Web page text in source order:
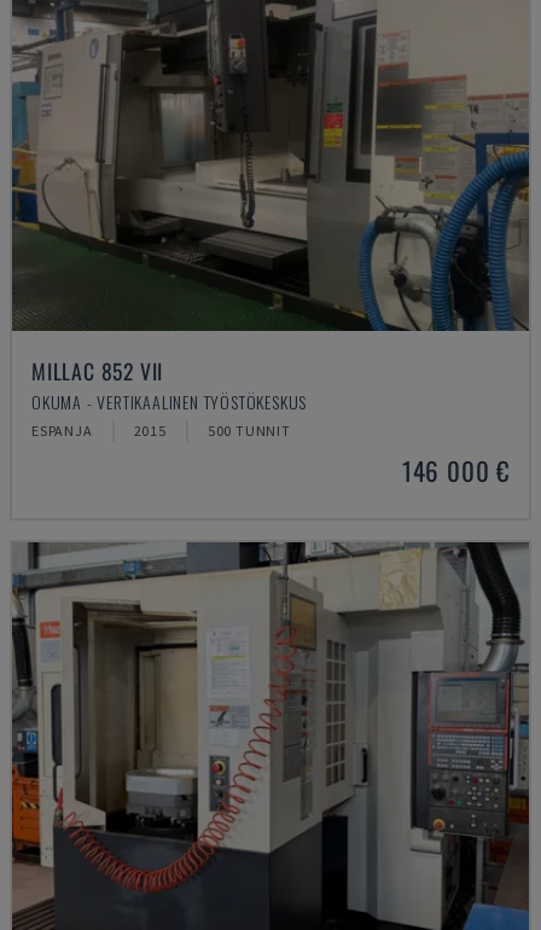
MILLAC 852 VII
OKUMA - VERTIKAALINEN TYÖSTÖKESKUS
ESPANJA 2015 500 TUNNIT
146 000 €